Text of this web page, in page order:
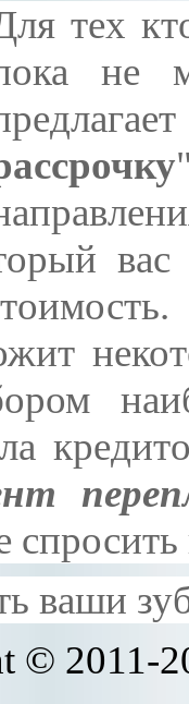
тех
не
ваши
© 2011-